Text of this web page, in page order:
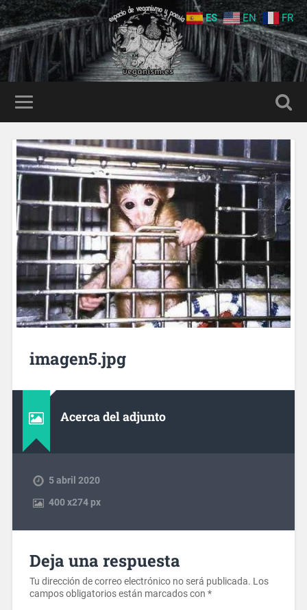
imagen5.jpg
Acerca del adjunto
5 abril 2020
400x274 px
Deja una respuesta
Tu dirección de correo electrónico no será publicada. Los
campos obligatorios están marcados con *
ES EN FR